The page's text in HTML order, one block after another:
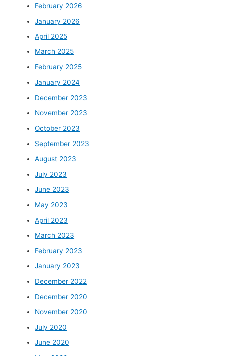
February 2026
January 2026
April 2025
March 2025
February 2025
January 2024
December 2023
November 2023
October 2023
September 2023
August 2023
July 2023
June 2023
May 2023
April 2023
March 2023
February 2023
January 2023
December 2022
December 2020
November 2020
July 2020
June 2020